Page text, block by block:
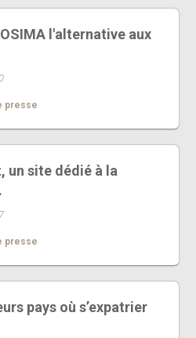
l'alternative aux
presse
un site dédié à la
presse
pays où s’expatrier